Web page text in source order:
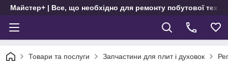
Майстер+ | Все, що необхідно для ремонту побутової
Товари та послуги Запчастини для плит і духовок